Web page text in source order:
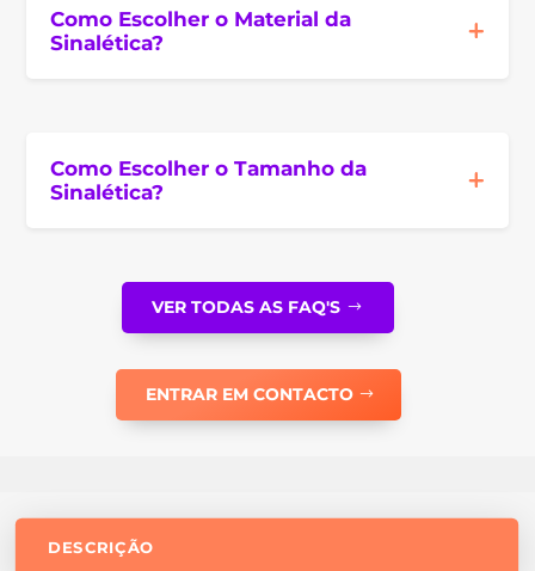
Como Escolher o Material da
Sinalética?
Como Escolher o Tamanho da
Sinalética?
VER TODAS AS FAQ'S
ENTRAR EM CONTACTO
DESCRIÇÃO